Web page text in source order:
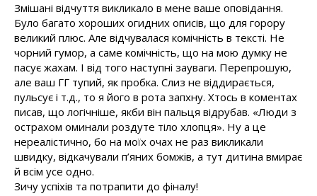
Змішані відчуття викликало в мене ваше оповідання.
Було багато хороших огидних описів, що для горору
великий плюс. Але відчувалася комічність в тексті. Не
чорний гумор, а саме комічність, що на мою думку не
пасує жахам. І від того наступні зауваги. Перепрошую,
але ваш ГГ тупий, як пробка. Слиз не віддирається,
пульсує і т.д., то я його в рота запхну. Хтось в коментах
писав, що логічніше, якби він пальця відрубав. «Люди з
острахом оминали роздуте тіло хлопця». Ну а це
нереалістично, бо на моїх очах не раз викликали
швидку, відкачували п’яних бомжів, а тут дитина вмирає
й всім усе одно.
Зичу успіхів та потрапити до фіналу!